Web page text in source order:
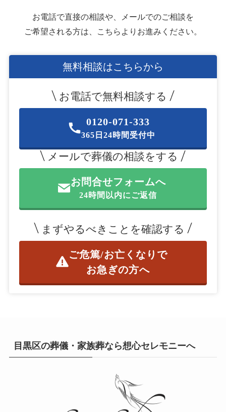
お電話で直接の相談や、メールでのご相談を
ご希望される方は、こちらよりお進みください。
無料相談はこちらから
お電話で無料相談する
0120-071-333
365日24時間受付中
メールで葬儀の相談をする
お問合せフォームへ
24時間以内にご返信
まずやるべきことを確認する
ご危篤/お亡くなりで
お急ぎの方へ
目黒区の葬儀・家族葬なら想心セレモニーへ